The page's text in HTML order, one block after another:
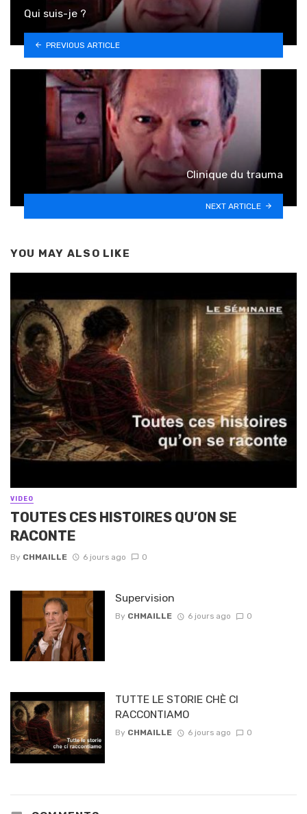
Qui suis-je ?
PREVIOUS ARTICLE
Clinique du trauma
NEXT ARTICLE
YOU MAY ALSO LIKE
VIDEO
TOUTES CES HISTOIRES QU’ON SE
RACONTE
By CHMAILLE 6 jours ago 0
Supervision
By CHMAILLE 6 jours ago 0
TUTTE LE STORIE CHÈ CI
RACCONTIAMO
By CHMAILLE 6 jours ago 0